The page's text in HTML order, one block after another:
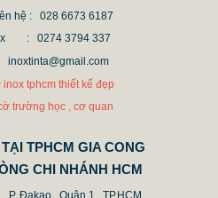
304 NÂNG HẠ
INOX 304 SUS
hệ : 028 6673 6187
: 0274 3794 337
inoxtinta@gmail.com
tphcm thiết kế đẹp
trường học , cơ quan
TPHCM GIA CONG
CHI NHÁNH HCM
P. Đakao, Quận 1, TP.HCM